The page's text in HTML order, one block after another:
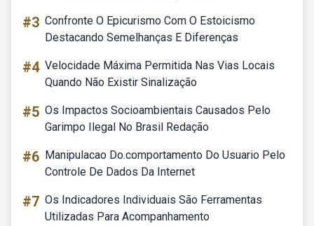
#3 Confronte O Epicurismo Com O Estoicismo
Destacando Semelhanças E Diferenças
#4 Velocidade Máxima Permitida Nas Vias Locais
Quando Não Existir Sinalização
#5 Os Impactos Socioambientais Causados Pelo
Garimpo Ilegal No Brasil Redação
#6 Manipulacao Do.comportamento Do Usuario Pelo
Controle De Dados Da Internet
#7 Os Indicadores Individuais São Ferramentas
Utilizadas Para Acompanhamento